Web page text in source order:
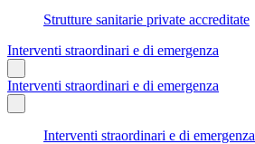
Strutture sanitarie private accreditate
Interventi straordinari e di emergenza
Interventi straordinari e di emergenza
Interventi straordinari e di emergenza